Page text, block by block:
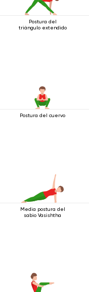
Postura del
triángulo extendido
Postura del cuervo
Media postura del
sabio Vasishtha